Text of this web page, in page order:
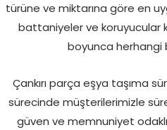
türüne ve miktarına göre en
battaniyeler ve koruyucular
boyunca herhangi
Çankırı parça eşya taşıma
sürecinde müşterilerimizle
güven ve memnuniyet odaklı